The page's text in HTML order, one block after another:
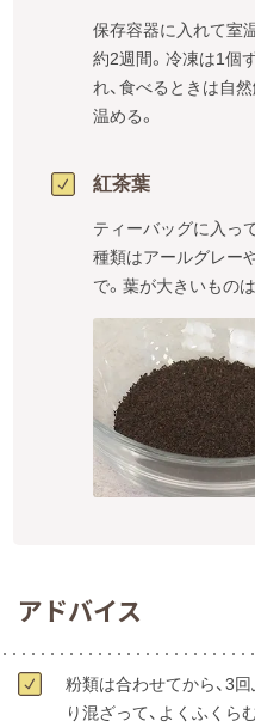
保存容器に入れて室
約2週間。冷凍は1個
れ、食べるときは自
温める。
紅茶葉
ティーバッグに入っ
種類はアールグレー
で。葉が大きいもの
アドバイス
粉類は合わせてから、3
り混ざって、よくふくら